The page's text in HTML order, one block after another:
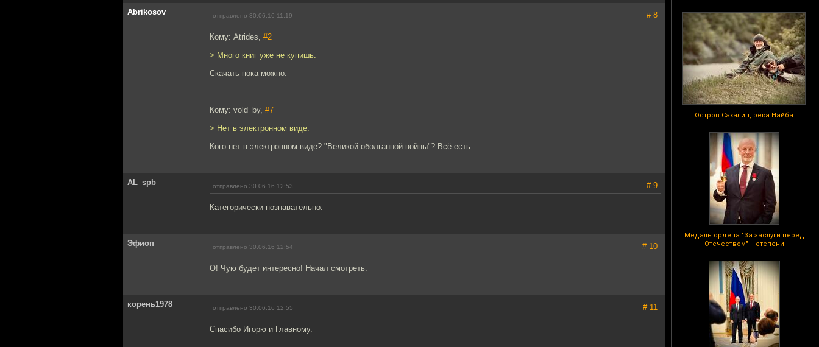
Остров Сахалин, река Найба
Медаль ордена "За заслуги перед
Отечеством" II степени
Abrikosov отправлено 30.06.16 11:19 # 8
Кому: Atrides, #2
> Много книг уже не купишь.
Скачать пока можно.
Кому: vold_by, #7
> Нет в электронном виде.
Кого нет в электронном виде? "Великой оболганной войны"? Всё есть.
AL_spb отправлено 30.06.16 12:53 # 9
Категорически познавательно.
Эфиоп отправлено 30.06.16 12:54 # 10
О! Чую будет интересно! Начал смотреть.
корень1978 отправлено 30.06.16 12:55 # 11
Спасибо Игорю и Главному.